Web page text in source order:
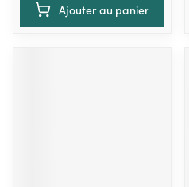
Ajouter au panier